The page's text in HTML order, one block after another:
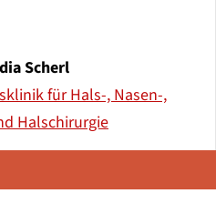
Scherl
für Hals-, Nasen-,
Halschirurgie